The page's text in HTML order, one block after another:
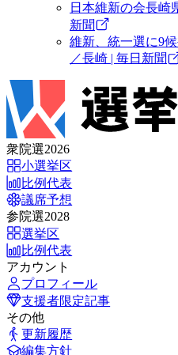
日本維新の会長
新聞
維新、統一選に9
／長崎 | 毎日新聞
衆院選2026
小選挙区
比例代表
議席予想
参院選2028
選挙区
比例代表
アカウント
プロフィール
支援者限定記事
その他
更新履歴
編集方針